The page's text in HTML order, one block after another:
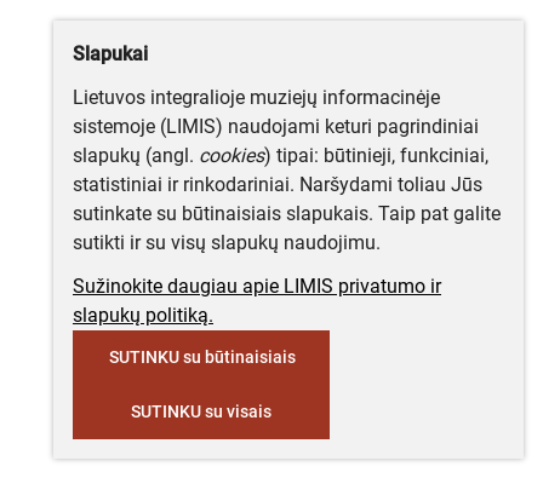
Slapukai
Lietuvos integralioje muziejų informacinėje
sistemoje (LIMIS) naudojami keturi pagrindiniai
slapukų (angl. cookies) tipai: būtinieji, funkciniai,
statistiniai ir rinkodariniai. Naršydami toliau Jūs
sutinkate su būtinaisiais slapukais. Taip pat galite
sutikti ir su visų slapukų naudojimu.
Sužinokite daugiau apie LIMIS privatumo ir
slapukų politiką.
SUTINKU su būtinaisiais
SUTINKU su visais